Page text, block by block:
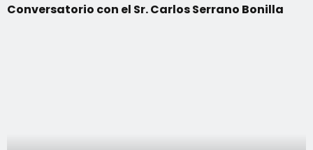
Conversatorio con el Sr. Carlos Serrano Bonilla